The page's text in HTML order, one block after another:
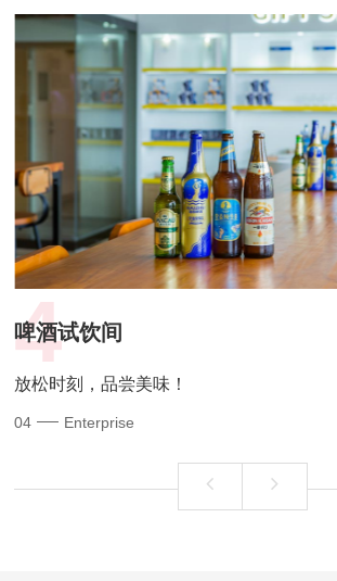
4
啤酒试饮间
放松时刻，品尝美味！
04 Enterprise